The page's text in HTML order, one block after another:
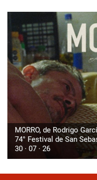
MORRO, de Rodrigo
74° Festival de San
30 · 07 · 26